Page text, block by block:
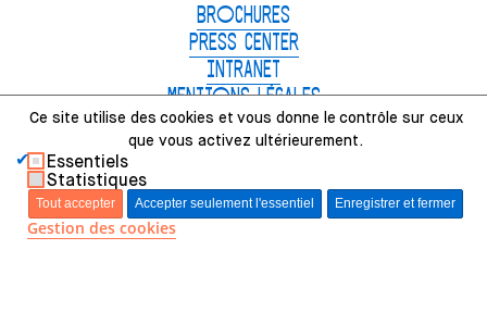
BROCHURES
PRESS CENTER
INTRANET
MENTIONS LÉGALES
CHARTE PARITÉ
CRÉDITS
GESTION DES COOKIES
Ce site utilise des cookies et vous donne le contrôle sur ceux
que vous activez ultérieurement.
Essentiels
Statistiques
Tout accepter Accepter seulement l'essentiel Enregistrer et fermer
Gestion des cookies